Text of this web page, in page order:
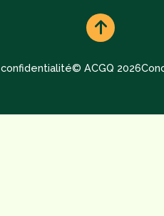
© ACGQ 2026